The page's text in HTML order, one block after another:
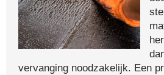
vervanging noodzakelijk. Een